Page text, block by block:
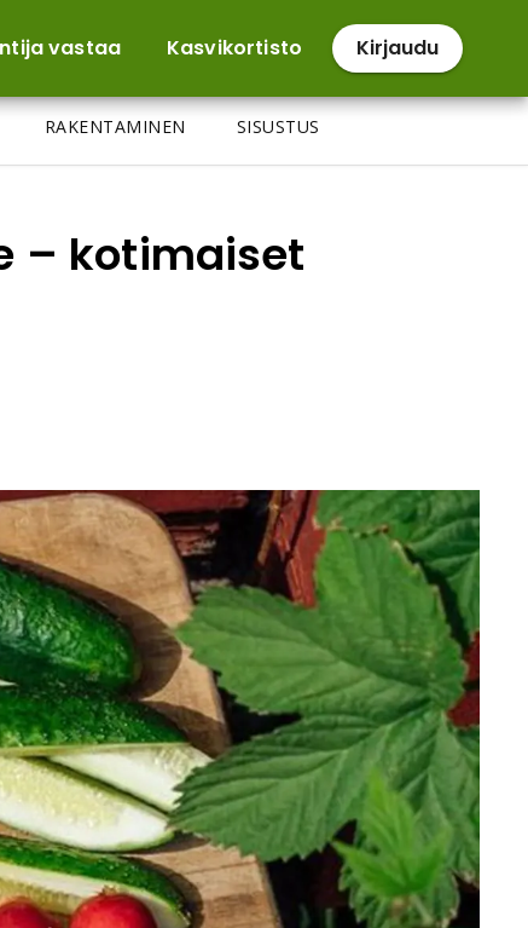
vastaa Kasvikortisto Kirjaudu
RAKENTAMINEN SISUSTUS
– kotimaiset